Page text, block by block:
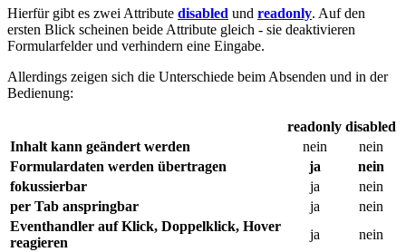
Hierfür gibt es zwei Attribute disabled und readonly. Auf den
ersten Blick scheinen beide Attribute gleich - sie deaktivieren
Formularfelder und verhindern eine Eingabe.
Allerdings zeigen sich die Unterschiede beim Absenden und in der
Bedienung:
readonly disabled
Inhalt kann geändert werden
nein
nein
Formulardaten werden übertragen
ja
nein
fokussierbar
ja
nein
per Tab anspringbar
ja
nein
Eventhandler auf Klick, Doppelklick, Hover
reagieren
ja nein